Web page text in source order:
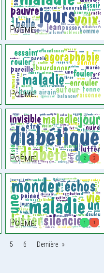
Poème:
Poème:
2 2
Poème:
1 1
Poème:
5 6 Dernière